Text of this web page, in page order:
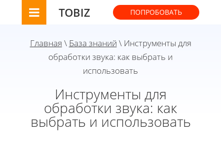
TOBIZ ПОПРОБОВАТЬ
Главная \ База знаний \ Инструменты для
обработки звука: как выбрать и
использовать
Инструменты для
обработки звука: как
выбрать и использовать